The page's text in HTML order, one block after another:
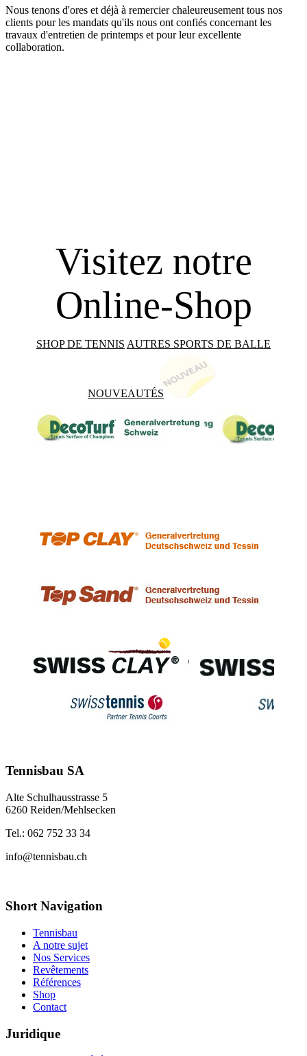
Nous tenons d'ores et déjà à remercier chaleureusement tous nos
clients pour les mandats qu'ils nous ont confiés concernant les
travaux d'entretien de printemps et pour leur excellente
collaboration.
Visitez notre
Online-Shop
SHOP DE TENNIS AUTRES SPORTS DE BALLE
NOUVEAUTÉS
Tennisbau SA
Alte Schulhausstrasse 5
6260 Reiden/Mehlsecken
Tel.: 062 752 33 34
info@tennisbau.ch
Short Navigation
Tennisbau
A notre sujet
Nos Services
Revêtements
Références
Shop
Contact
Juridique